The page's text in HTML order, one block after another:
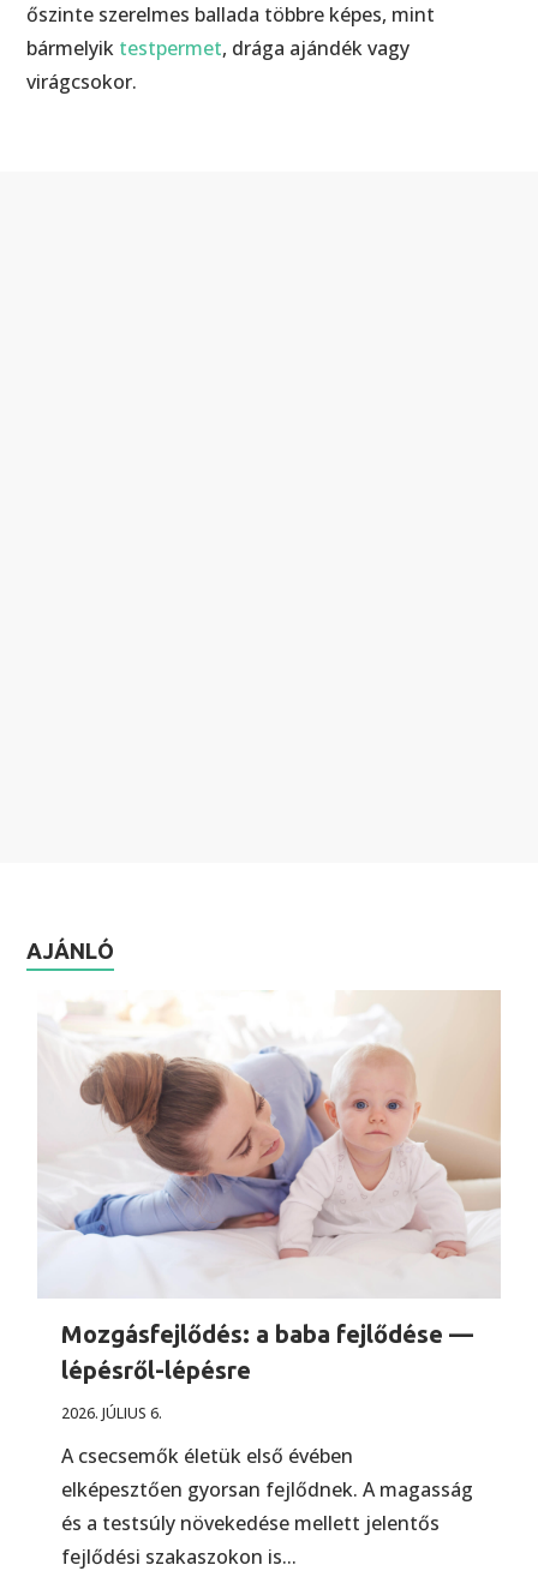
őszinte szerelmes ballada többre képes, mint
bármelyik testpermet, drága ajándék vagy
virágcsokor.
AJÁNLÓ
Mozgásfejlődés: a baba fejlődése —
lépésről-lépésre
2026. JÚLIUS 6.
A csecsemők életük első évében
elképesztően gyorsan fejlődnek. A magasság
és a testsúly növekedése mellett jelentős
fejlődési szakaszokon is...